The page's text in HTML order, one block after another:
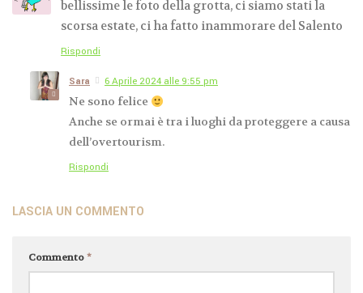
bellissime le foto della grotta, ci siamo stati la
scorsa estate, ci ha fatto inammorare del Salento
Rispondi
Sara 6 Aprile 2024 alle 9:55 pm
Ne sono felice
Anche se ormai è tra i luoghi da proteggere a causa
dell’overtourism.
Rispondi
LASCIA UN COMMENTO
Commento*